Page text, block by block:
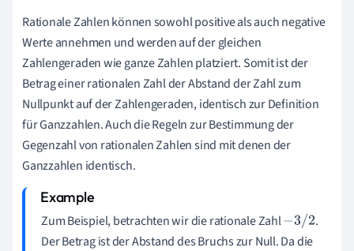
Rationale Zahlen können sowohl positive als auch negative
Werte annehmen und werden auf der gleichen
Zahlengeraden wie ganze Zahlen platziert. Somit ist der
Betrag einer rationalen Zahl der Abstand der Zahl zum
Nullpunkt auf der Zahlengeraden, identisch zur Definition
für Ganzzahlen. Auch die Regeln zur Bestimmung der
Gegenzahl von rationalen Zahlen sind mit denen der
Ganzzahlen identisch.
Zum Beispiel, betrachten wir die rationale Zahl−3/2 .
Der Betrag ist der Abstand des Bruchs zur Null. Da die